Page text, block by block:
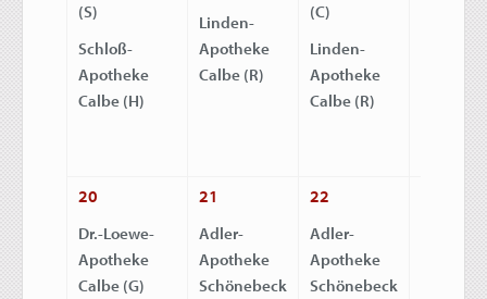
(S)
Schloß-
Apotheke
Calbe (H)
Linden-
Apotheke
Calbe (R)
(C)
Linden-
Apotheke
Calbe (R)
20
Dr.-Loewe-
Apotheke
Calbe (G)
21
Adler-
Apotheke
Schönebeck
22
Adler-
Apotheke
Schönebeck